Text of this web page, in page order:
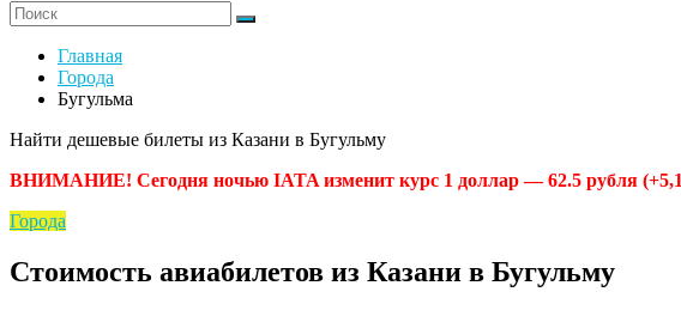
Главная
Города
Бугульма
Найти дешевые билеты из Казани в Бугульму
ВНИМАНИЕ! Сегодня ночью IATA изменит курс 1 доллар — 62.5 рубля
Города
Стоимость авиабилетов из Казани в Бугульму